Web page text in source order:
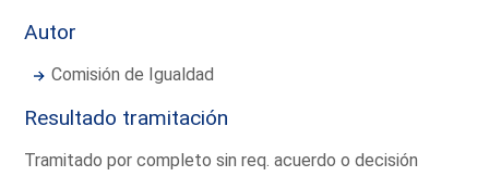
Autor
Comisión de Igualdad
Resultado tramitación
Tramitado por completo sin req. acuerdo o decisión